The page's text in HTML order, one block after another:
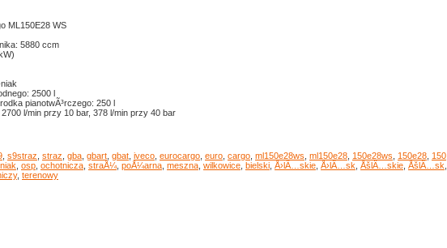
ML150E28 WS
5880 ccm
2500 l
pianotwÃ³rczego: 250 l
l/min przy 10 bar, 378 l/min przy 40 bar
s9straz straz gba gbart gbat iveco eurocargo euro cargo ml150e28ws ml150e28 150e28ws 150e28 150
osp ochotnicza straÅ¼ poÅ¼arna meszna wilkowice bielski Å›lÄ…skie Å›lÄ…sk ÅšlÄ…skie ÅšlÄ…sk
, terenowy